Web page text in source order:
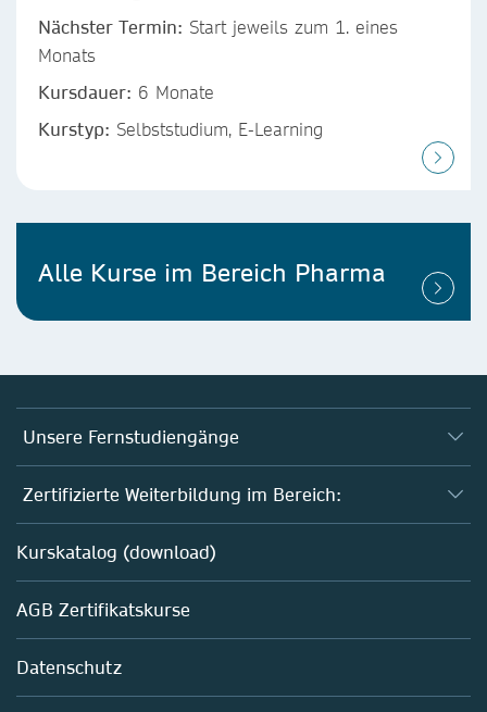
Nächster Termin: Start jeweils zum 1. eines
Monats
Kursdauer: 6 Monate
Kurstyp: Selbststudium, E-Learning
Alle Kurse im Bereich Pharma
Unsere Fernstudiengänge
Fernstudium Biologie
Fernstudium B. Sc. Chemie
Fernstudium M. Sc. Biotechnologie
Zertifizierte Weiterbildung im Bereich:
AZAV-geförderte Weiterbildungskurse
Biotechnologie
Chemie
Kurskatalog (download)
AGB Zertifikatskurse
Datenschutz